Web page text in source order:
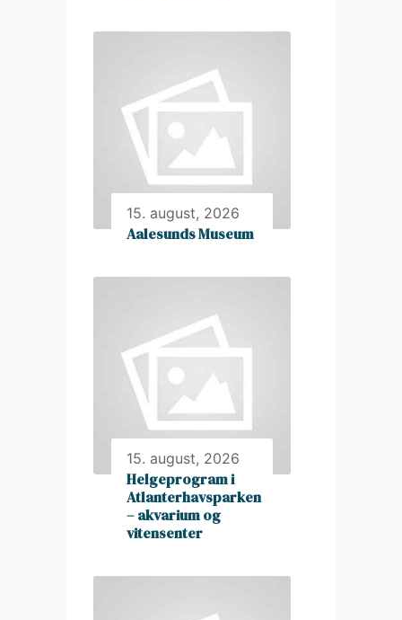
15. august, 2026
Aalesunds Museum
15. august, 2026
Helgeprogram i
Atlanterhavsparken
– akvarium og
vitensenter